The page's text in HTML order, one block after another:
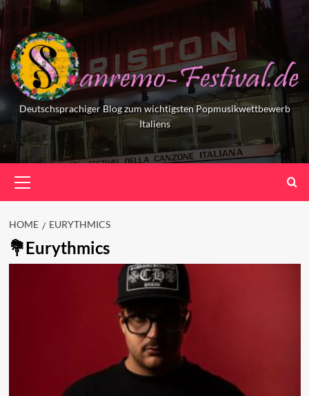
Skip
to
content
Deutschsprachiger Blog zum wichtigsten Popmusikwettbewerb
Italiens
Menu
HOME EURYTHMICS
Eurythmics